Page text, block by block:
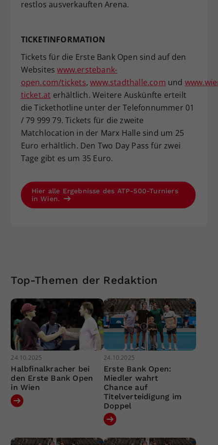
restlos ausverkauften Arena.
TICKETINFORMATION
Tickets für die Erste Bank Open sind auf den
Websiteswww.erstebank-
open.com/tickets,www.stadthalle.com und
ticket.at erhältlich. Weitere Auskünfte erteilt
die Tickethotline unter der Telefonnummer 01
/ 79 999 79. Tickets für die zweite
Matchlocation in der Marx Halle sind um 25
Euro erhältlich. Den Two Day Pass für zwei
Tage gibt es um 35 Euro.
Hier alle Ergebnisse des ATP-500-Turniers
in Wien.
Top-Themen der Redaktion
24.10.2025
Halbfinalkracher bei
den Erste Bank Open
in Wien
24.10.2025
Erste Bank Open:
Miedler wahrt
Chance auf
Titelverteidigung im
Doppel